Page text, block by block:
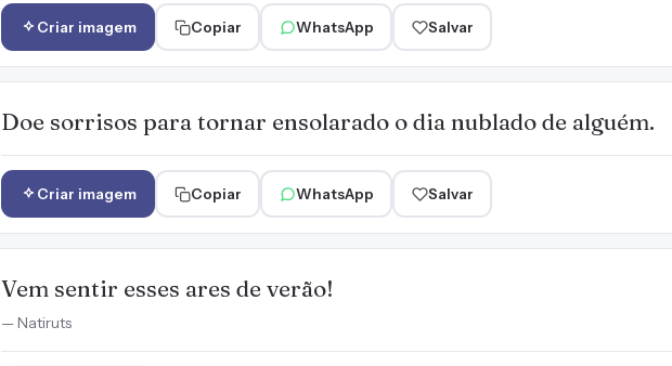
Criar imagem Copiar WhatsApp Salvar
Doe sorrisos para tornar ensolarado o dia nublado de alguém.
Criar imagem Copiar WhatsApp Salvar
Vem sentir esses ares de verão!
— Natiruts